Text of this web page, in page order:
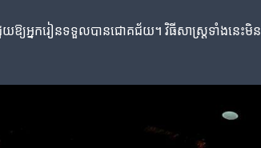
អ្នករៀនទទួលបានជោគជ័យ។ វិធីសាស្ត្រទាំងនេះមិន